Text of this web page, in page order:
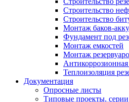
Строительство
Строительство
Монтаж баков-
Фундамент под
Монтаж емкостей
Монтаж
Антикоррозионная
Теплоизоляция
Документация
Опросные листы
Типовые проекты, серии